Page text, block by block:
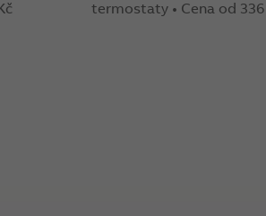
termostaty • Cena od 336